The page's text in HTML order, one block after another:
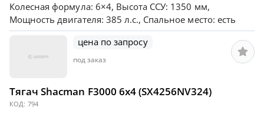
Колесная формула: 6×4, Высота ССУ: 1350 мм,
Мощность двигателя: 385 л.с., Спальное место: есть
Тягач Shacman F3000 6х4 (SX4256NV324)
КОД: 794
цена по запросу
под заказ